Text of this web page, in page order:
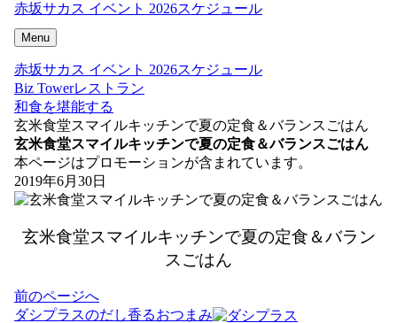
赤坂サカス イベント 2026スケジュール
Menu
赤坂サカス イベント 2026スケジュール
Biz Towerレストラン
和食を堪能する
玄米食堂スマイルキッチンで夏の定食＆バランスごはん
玄米食堂スマイルキッチンで夏の定食＆バランスごはん
本ページはプロモーションが含まれています。
2019年6月30日
玄米食堂スマイルキッチンで夏の定食＆バラン
スごはん
投
稿
前のページへ
ダシプラスのだし香るおつまみ